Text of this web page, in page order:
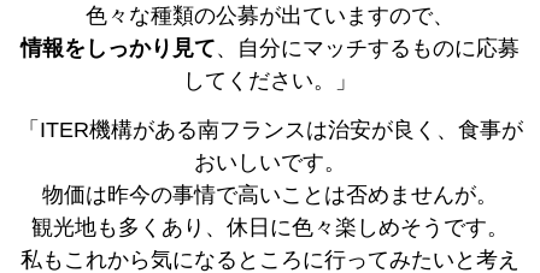
色々な種類の公募が出ていますので、
情報をしっかり見て、自分にマッチするものに応募
してください。」
「ITER機構がある南フランスは治安が良く、食事が
おいしいです。
物価は昨今の事情で高いことは否めませんが。
観光地も多くあり、休日に色々楽しめそうです。
私もこれから気になるところに行ってみたいと考え